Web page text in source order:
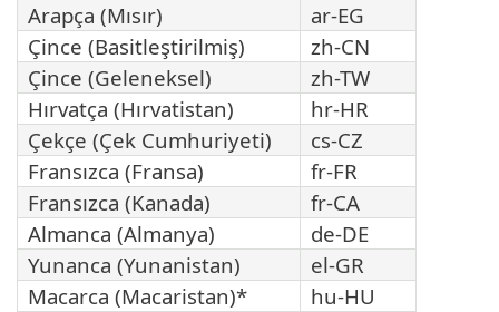
Arapça (Mısır)
ar-EG
Çince (Basitleştirilmiş)
zh-CN
Çince (Geleneksel)
zh-TW
Hırvatça (Hırvatistan)
hr-HR
Çekçe (Çek Cumhuriyeti)
cs-CZ
Fransızca (Fransa)
fr-FR
Fransızca (Kanada)
fr-CA
Almanca (Almanya)
de-DE
Yunanca (Yunanistan)
el-GR
Macarca (Macaristan)*
hu-HU